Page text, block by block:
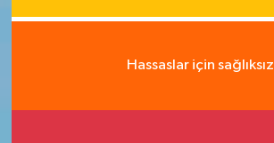
Hassaslar için sağlıksız